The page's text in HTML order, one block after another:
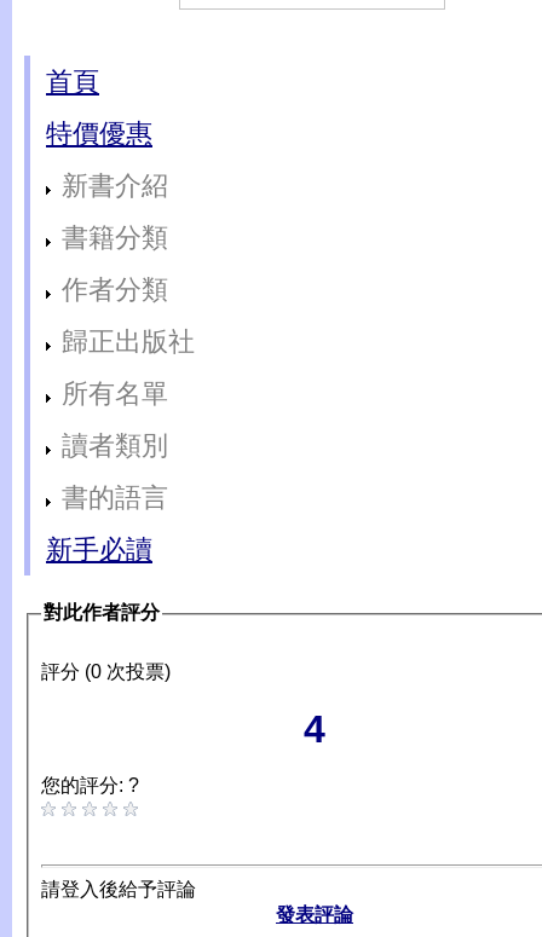
首頁
特價優惠
新書介紹
書籍分類
作者分類
歸正出版社
所有名單
讀者類別
書的語言
新手必讀
對此作者評分
評分 (0 次投票)
4
您的評分: ?
請登入後給予評論
發表評論